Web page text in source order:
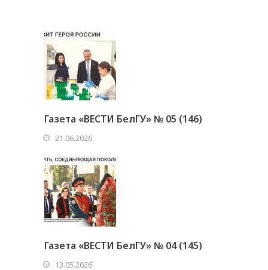
Газета «ВЕСТИ БелГУ» № 05 (146)
21.06.2026
Газета «ВЕСТИ БелГУ» № 04 (145)
13.05.2026